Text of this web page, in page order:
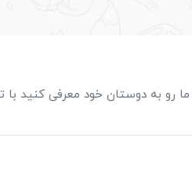
رو به دوستان خود معرفی کنید با